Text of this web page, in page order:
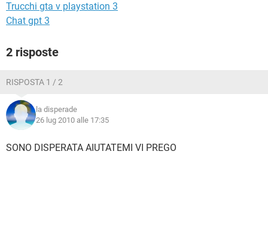
Trucchi gta v playstation 3
Chat gpt 3
2 risposte
RISPOSTA 1 / 2
la disperade
26 lug 2010 alle 17:35
SONO DISPERATA AIUTATEMI VI PREGO